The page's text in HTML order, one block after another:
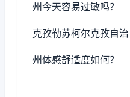
州今天容易过敏吗？
克孜勒苏柯尔克孜自治
州体感舒适度如何？